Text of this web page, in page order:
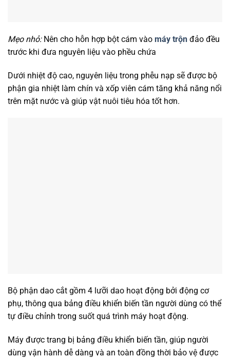
Mẹo nhỏ:Nên cho hỗn hợp bột cám vào máy trộn đảo đều
trước khi đưa nguyên liệu vào phều chứa
Dưới nhiệt độ cao, nguyên liệu trong phễu nạp sẽ được bộ
phận gia nhiệt làm chín và xốp viên cám tăng khả năng nổi
trên mặt nước và giúp vật nuôi tiêu hóa tốt hơn.
Bộ phận dao cắt gồm 4 lưỡi dao hoạt động bởi động cơ
phụ, thông qua bảng điều khiển biến tần người dùng có thể
tự điều chỉnh trong suốt quá trình máy hoạt động.
Máy được trang bị bảng điều khiển biến tần, giúp người
dùng vận hành dễ dàng và an toàn đồng thời bảo vệ được